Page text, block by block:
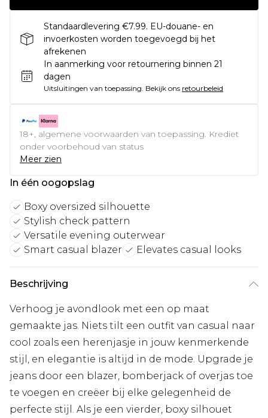
Standaardlevering €7.99. EU-douane- en
invoerkosten worden toegevoegd bij het
afrekenen
In aanmerking voor retournering binnen 21
dagen
Uitsluitingen van toepassing. Bekijk ons retourbeleid
18+, algemene voorwaarden van toepassing. Krediet
onder voorbehoud van status
Meer zien
In één oogopslag
Boxy oversized silhouette
Stylish check pattern
Versatile evening outerwear
Smart casual blazer
Elevates casual looks
Beschrijving
Verhoog je avondlook met een op maat
gemaakte jas. Niets tilt een outfit van casual naar
cool zoals een herenjasje in jouw kenmerkende
stijl, en elegantie is altijd in de mode. Upgrade je
jeans door een blazer, bomberjack of overjas toe
te voegen en creëer bij elke gelegenheid de
perfecte stijl. Als je een vierder, boxy silhouet